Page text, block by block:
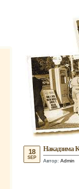
Накадзима
Автор: Admin
18
SEP